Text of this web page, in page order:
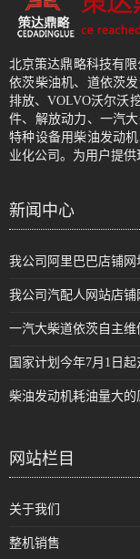
北京策达鼎略科技有
依茨柴油机、道依茨
排放、VOLVO沃尔沃
件、解放动力、一汽
特种设备用柴油发动
业化公司。为用户提供
新闻中心
我公司阿里巴巴店铺网
我公司汽配人网站店铺
一汽大柴道依茨自主维
国家计划今年7月1日
柴油发动机耗油量大的
网站栏目
关于我们
整机销售